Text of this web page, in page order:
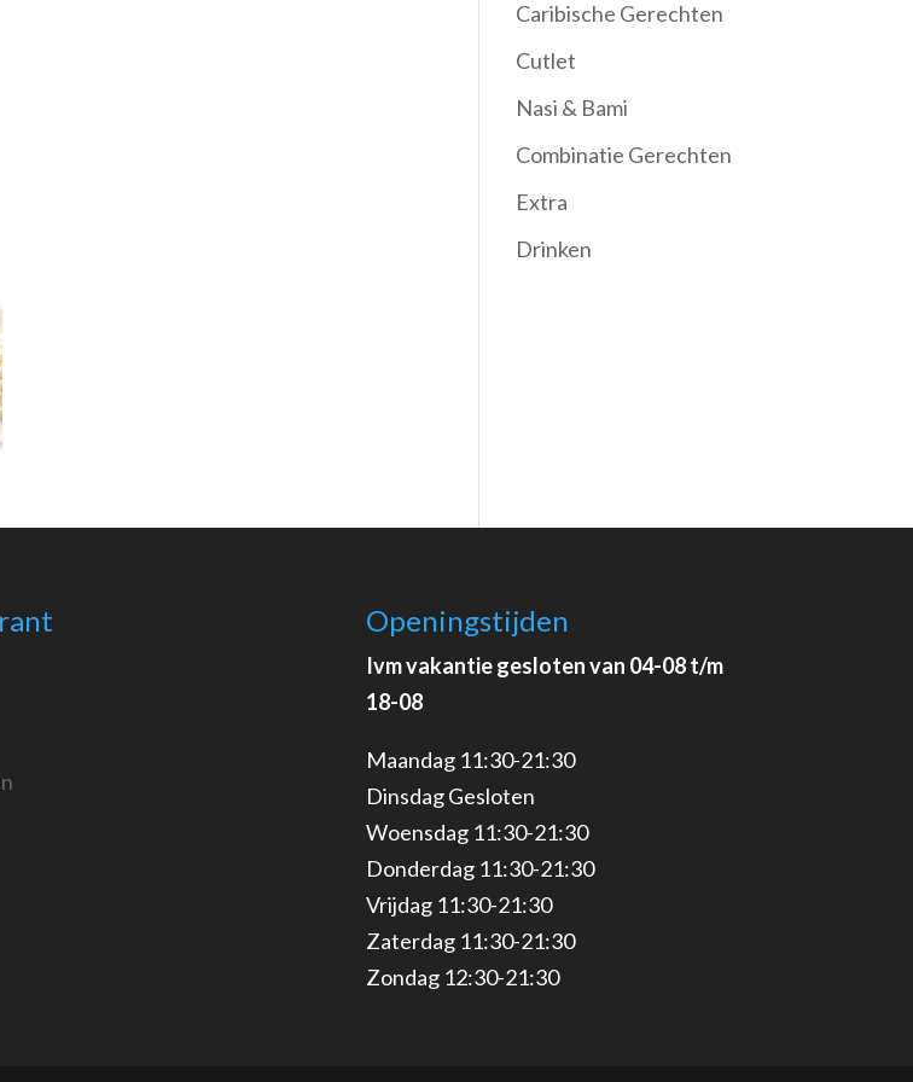
Caribische Gerechten
Cutlet
Nasi & Bami
Combinatie Gerechten
Extra
Drinken
Openingstijden
Ivm vakantie gesloten van 04-08 t/m
18-08
Maandag 11:30-21:30
Dinsdag Gesloten
Woensdag 11:30-21:30
Donderdag 11:30-21:30
Vrijdag 11:30-21:30
Zaterdag 11:30-21:30
Zondag 12:30-21:30